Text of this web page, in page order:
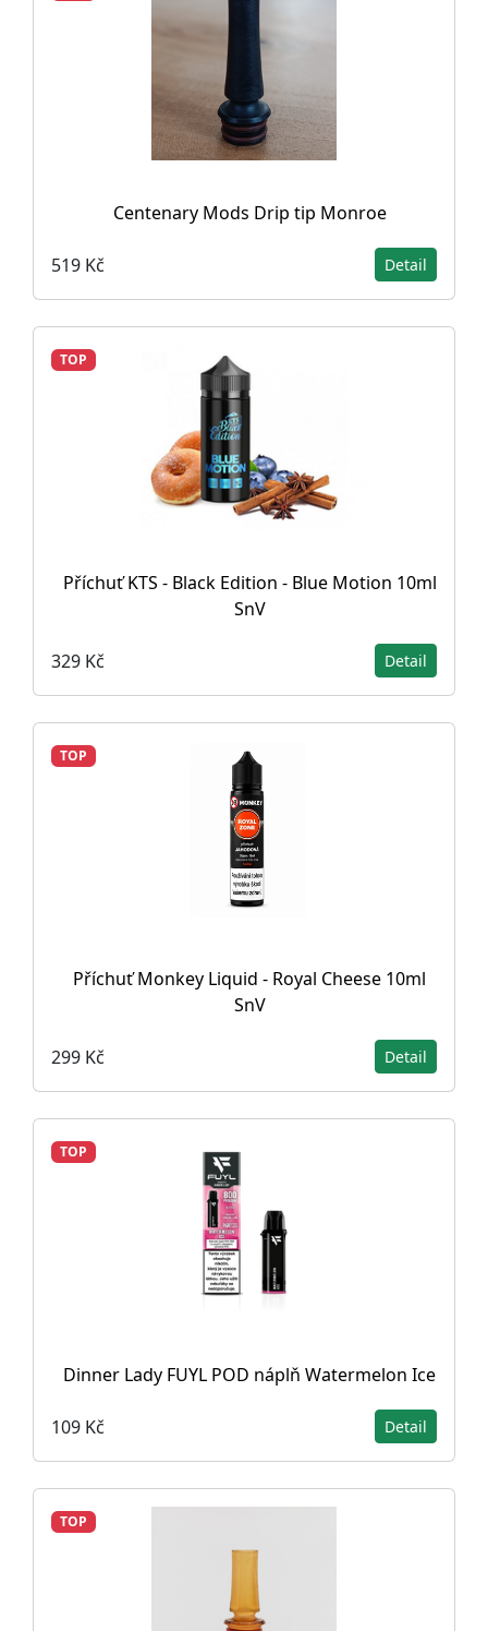
Centenary Mods Drip tip Monroe
519 Kč Detail
TOP
Příchuť KTS - Black Edition - Blue Motion 10ml
SnV
329 Kč Detail
TOP
Příchuť Monkey Liquid - Royal Cheese 10ml
SnV
299 Kč Detail
TOP
Dinner Lady FUYL POD náplň Watermelon Ice
109 Kč Detail
TOP